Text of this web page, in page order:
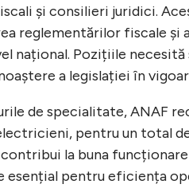
și consilieri juridici.
reglementărilor fiscale și
național. Pozițiile
a legislației în
de specialitate, ANAF
pentru un total
la buna
esențial pentru eficiența